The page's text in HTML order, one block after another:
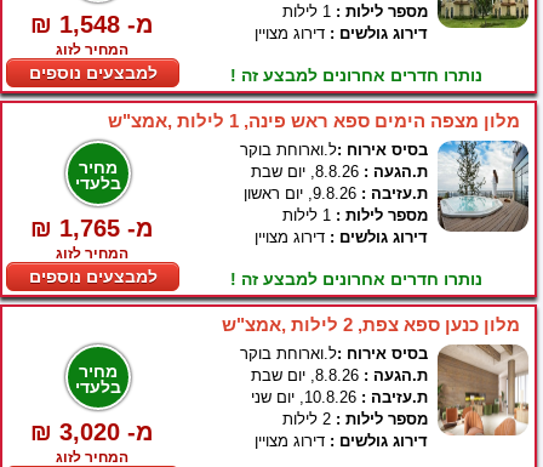
₪ 1,548 -מ
המחיר לזוג
למבצעים נוספים
מספר לילות :
דירוג גולשים : דירוג מצויין
נותרו חדרים אחרונים למבצע זה !
מלון מצפה הימים ספא ראש פינה, 1 לילות ,אמצ"ש
מחיר
בלעדי
₪ 1,765 -מ
המחיר לזוג
למבצעים נוספים
בסיס אירוח :ל.וארוחת בוקר
ת.הגעה :
ת.עזיבה :
מספר לילות :
דירוג גולשים : דירוג מצויין
נותרו חדרים אחרונים למבצע זה !
מלון כנען ספא צפת, 2 לילות ,אמצ"ש
מחיר
בלעדי
₪ 3,020 -מ
המחיר לזוג
בסיס אירוח :ל.וארוחת בוקר
ת.הגעה :
ת.עזיבה :
מספר לילות :
דירוג גולשים : דירוג מצויין